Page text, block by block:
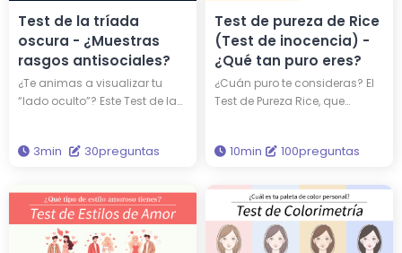
Test de la tríada
oscura - ¿Muestras
rasgos antisociales?
¿Te animas a visualizar tu
“lado oculto”? Este Test de la
estudiados: narcisismo (amor
maquiavelismo
(manipulación estratégica) y
psicopatía (frialdad
emocional). Solo necesitas
3min 30preguntas
Test de pureza de Rice
(Test de inocencia) -
¿Qué tan puro eres?
¿Cuán puro te consideras? El
Test de Pureza Rice, que
de Rice en los años 1930,
profundas para evaluar tu
nivel de inocencia. Al realizar
este test, descubrirás tu
verdadera pureza y te
10min 100preguntas